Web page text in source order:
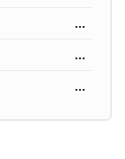
...
...
...